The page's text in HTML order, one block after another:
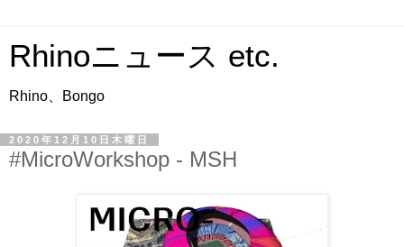
Rhinoニュース etc.
Rhino、Bongo
2020年12月10日木曜日
#MicroWorkshop - MSH